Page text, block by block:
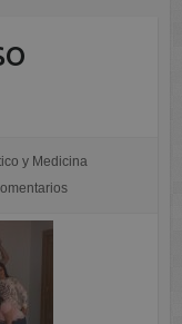
y Medicina